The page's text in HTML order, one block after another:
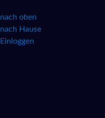
nach oben
nach Hause
Einloggen